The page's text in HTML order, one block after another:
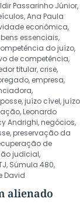
Passarinho Júnior,
,Ana Paula
econômica,
bens essenciais,
do juízo,
de competência,
titular, crise,
, empresa,
,
,juízo cível,juízo
,Leonardo
Andrighi,negócios,
,preservação da
de
judicial,
, Súmula 480,
David
alienado